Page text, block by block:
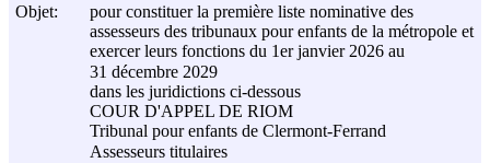
Objet:
pour constituer la première liste nominative des
assesseurs des tribunaux pour enfants de la métropole et
exercer leurs fonctions du 1er janvier 2026 au
31 décembre 2029
dans les juridictions ci-dessous
COUR D'APPEL DE RIOM
Tribunal pour enfants de Clermont-Ferrand
Assesseurs titulaires